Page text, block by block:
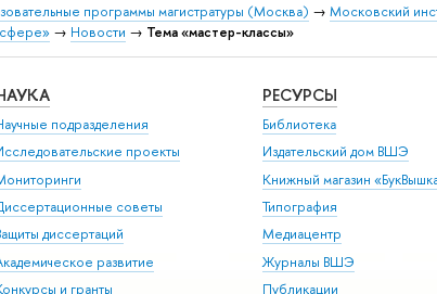
программы магистратуры (Москва) → Московский
→ Новости → Тема «мастер-классы»
подразделения
проекты
советы
диссертаций
развитие
и гранты
РЕСУРСЫ
Библиотека
Издательский дом ВШЭ
Книжный магазин
Типография
Медиацентр
Журналы ВШЭ
Публикации